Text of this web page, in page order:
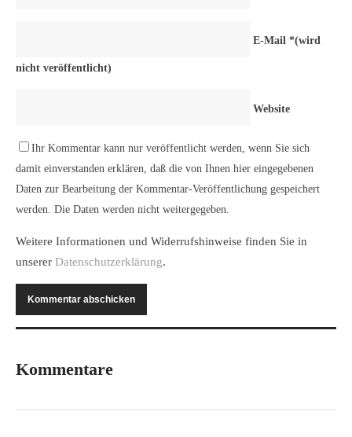
E-Mail *(wird
nicht veröffentlicht)
Website
Ihr Kommentar kann nur veröffentlicht werden, wenn Sie sich
damit einverstanden erklären, daß die von Ihnen hier eingegebenen
Daten zur Bearbeitung der Kommentar-Veröffentlichung gespeichert
werden. Die Daten werden nicht weitergegeben.
Weitere Informationen und Widerrufshinweise finden Sie in
unserer Datenschutzerklärung.
Kommentare